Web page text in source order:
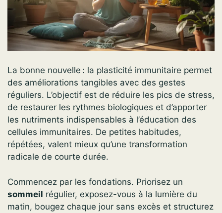
La bonne nouvelle : la plasticité immunitaire permet
des améliorations tangibles avec des gestes
réguliers. L’objectif est de réduire les pics de stress,
de restaurer les rythmes biologiques et d’apporter
les nutriments indispensables à l’éducation des
cellules immunitaires. De petites habitudes,
répétées, valent mieux qu’une transformation
radicale de courte durée.
Commencez par les fondations. Priorisez un
sommeil régulier, exposez-vous à la lumière du
matin, bougez chaque jour sans excès et structurez